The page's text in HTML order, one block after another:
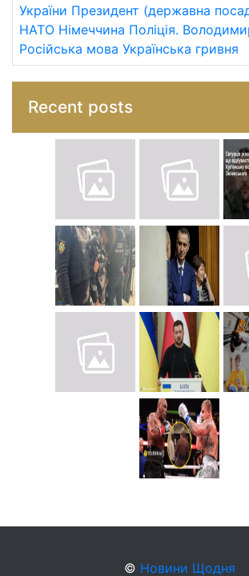
України Президент (державна
НАТО Німеччина Поліція.
Російська мова Українська гривня
Recent posts
© Новини Щодня